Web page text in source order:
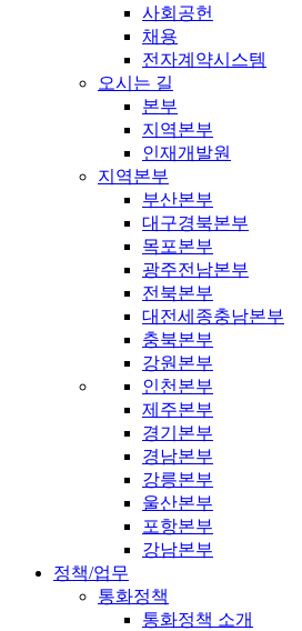
사회공헌
채용
전자계약시스템
오시는 길
본부
지역본부
인재개발원
지역본부
부산본부
대구경북본부
목포본부
광주전남본부
전북본부
대전세종충남본부
충북본부
강원본부
인천본부
제주본부
경기본부
경남본부
강릉본부
울산본부
포항본부
강남본부
정책/업무
통화정책
통화정책 소개